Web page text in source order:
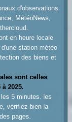
d'observations
MétéoNews,
en heure locale
station météo
des biens et
sont celles
2025.
5 minutes. les
vérifiez bien la
pages.